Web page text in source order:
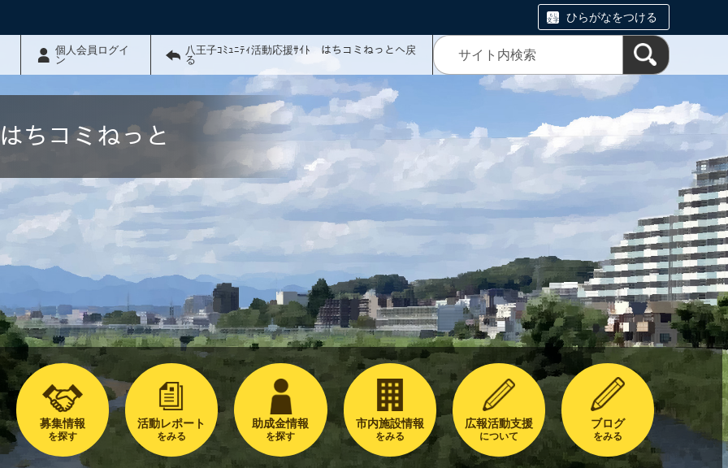
ひらがなをつける
個人会員ログイ
ン
八王子ｺﾐｭﾆﾃｨ活動応援ｻｲﾄ はちコミねっとへ戻
る
ちコミねっと
募集情報
を探す
活動レポート
をみる
助成金情報
を探す
市内施設情報
をみる
広報活動支援
について
ブログ
をみる